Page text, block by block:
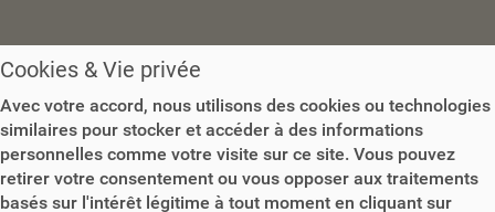
Cookies & Vie privée
Avec votre accord, nous utilisons des cookies ou technologies
similaires pour stocker et accéder à des informations
personnelles comme votre visite sur ce site. Vous pouvez
retirer votre consentement ou vous opposer aux traitements
basés sur l'intérêt légitime à tout moment en cliquant sur